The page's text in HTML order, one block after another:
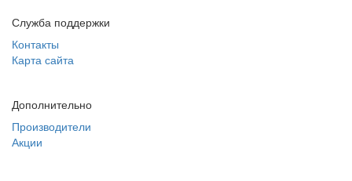
Служба поддержки
Контакты
Карта сайта
Дополнительно
Производители
Акции